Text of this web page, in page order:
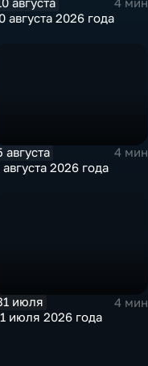
4 мин
августа 2026 года
августа
4 мин
августа 2026 года
июля
4 мин
июля 2026 года